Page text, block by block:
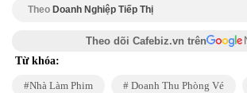
Theo Doanh Nghiệp Tiếp Thị
Theo dõi Cafebiz.vn trên
Từ khóa:
Nhà Làm Phim Doanh Thu Phòng Vé